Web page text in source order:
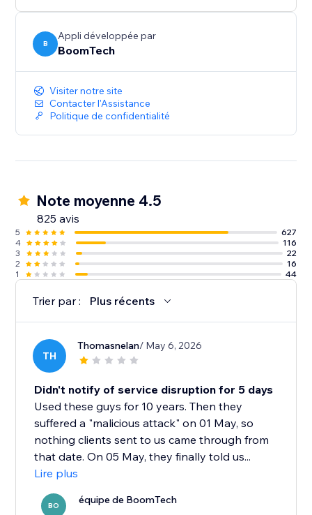
B
Appli développée par
BoomTech
Visiter notre site
Contacter l'Assistance
Politique de confidentialité
Note moyenne 4.5
825 avis
5
627
4
116
3
22
2
16
1
44
Trier par : Plus récents
TH
Thomasnelan/ May 6, 2026
Didn't notify of service disruption for 5 days
Used these guys for 10 years. Then they
suffered a "malicious attack" on 01 May, so
nothing clients sent to us came through from
that date. On 05 May, they finally told us...
Lire plus
BO équipe de BoomTech